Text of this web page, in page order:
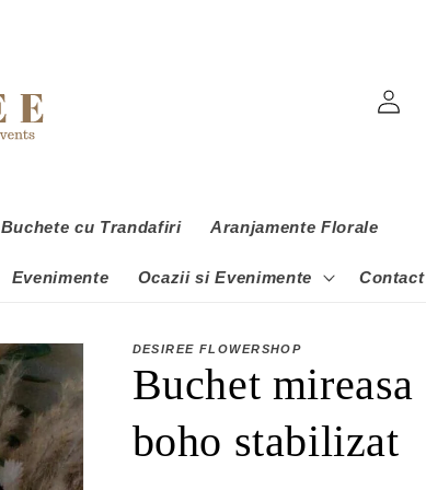
Buchete cu Trandafiri Aranjamente Florale
Evenimente Ocazii si Evenimente Contact
Conectați-
DESIREE FLOWERSHOP
Buchet mireasa
boho stabilizat